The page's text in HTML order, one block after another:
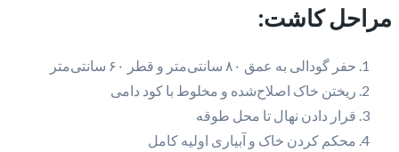
مراحل کاشت:
حفر گودالی به عمق ۸۰ سانتی‌متر و قطر ۶۰ سانتی‌متر
ریختن خاک اصلاح‌شده و مخلوط با کود دامی
قرار دادن نهال تا محل طوقه
محکم کردن خاک و آبیاری اولیه کامل